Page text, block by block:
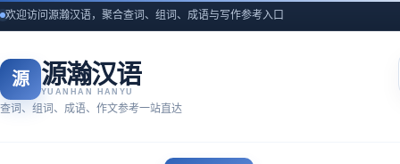
欢迎访问源瀚汉语，聚合查词、组词、成语与写作参考入口
源 源瀚汉语
YUANHAN HANYU
查词、组词、成语、作文参考一站直达